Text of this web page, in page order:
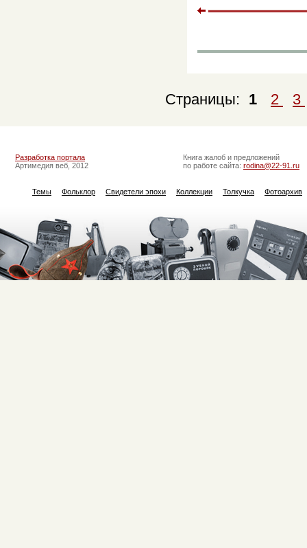
Страницы: 1 2 3
Разработка портала
Артимедия веб, 2012
Книга жалоб и предложений
по работе сайта: rodina@22-91.ru
Темы Фольклор Свидетели эпохи Коллекции Толкучка Фотоархив